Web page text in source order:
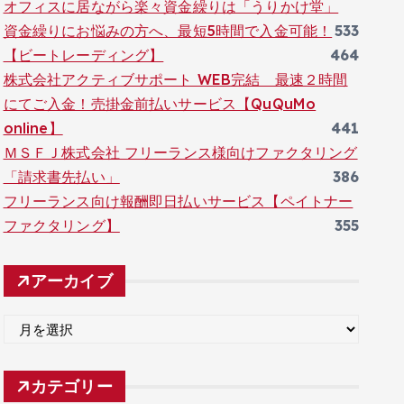
オフィスに居ながら楽々資金繰りは「うりかけ堂」
533
資金繰りにお悩みの方へ、最短5時間で入金可能！
【ビートレーディング】
464
株式会社アクティブサポート WEB完結 最速２時間
にてご入金！売掛金前払いサービス【QuQuMo
online】
441
ＭＳＦＪ株式会社 フリーランス様向けファクタリング
「請求書先払い」
386
フリーランス向け報酬即日払いサービス【ペイトナー
ファクタリング】
355
アーカイブ
カ
イ
カテゴリー